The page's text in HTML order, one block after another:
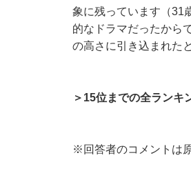
象に残っています（31
的なドラマだったから
の高さに引き込まれた
＞15位までの全ランキ
※回答者のコメントは